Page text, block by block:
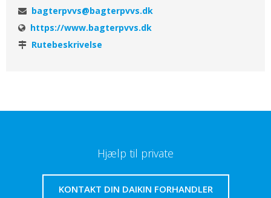
bagterpvvs@bagterpvvs.dk
https://www.bagterpvvs.dk
Rutebeskrivelse
Hjælp til private
KONTAKT DIN DAIKIN FORHANDLER